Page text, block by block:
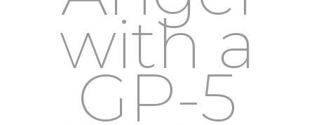
with a
GP-5